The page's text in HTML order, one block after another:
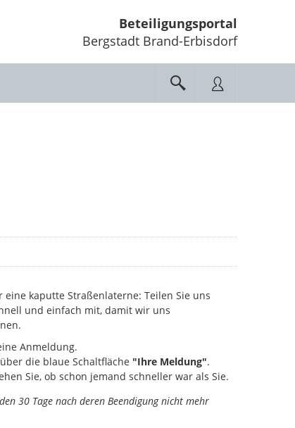
Beteiligungsportal
Bergstadt Brand-Erbisdorf
eine kaputte Straßenlaterne: Teilen Sie uns
und einfach mit, damit wir uns
Anmeldung.
die blaue Schaltfläche "Ihre Meldung".
Sie, ob schon jemand schneller war als Sie.
30 Tage nach deren Beendigung nicht mehr